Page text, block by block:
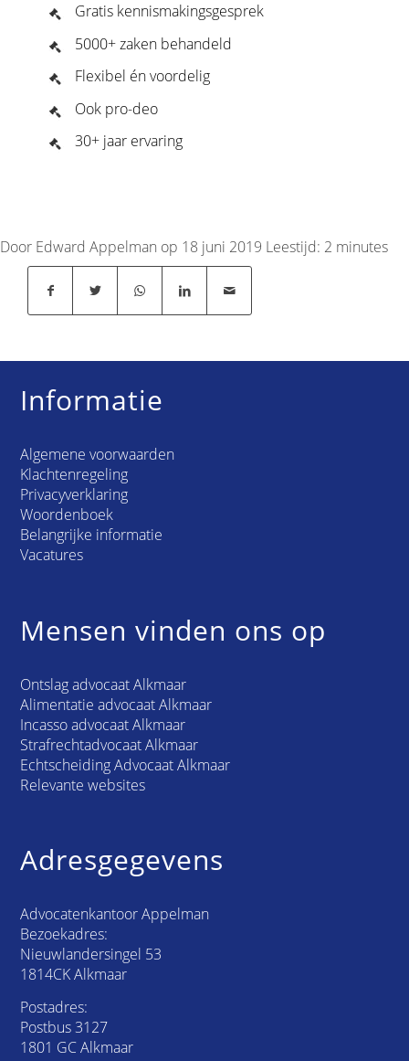
Gratis kennismakingsgesprek
5000+ zaken behandeld
Flexibel én voordelig
Ook pro-deo
30+ jaar ervaring
Door Edward Appelman op 18 juni 2019 Leestijd: 2 minutes
Informatie
Algemene voorwaarden
Klachtenregeling
Privacyverklaring
Woordenboek
Belangrijke informatie
Vacatures
Mensen vinden ons op
Ontslag advocaat Alkmaar
Alimentatie advocaat Alkmaar
Incasso advocaat Alkmaar
Strafrechtadvocaat Alkmaar
Echtscheiding Advocaat Alkmaar
Relevante websites
Adresgegevens
Advocatenkantoor Appelman
Bezoekadres:
Nieuwlandersingel 53
1814CK Alkmaar
Postadres:
Postbus 3127
1801 GC Alkmaar